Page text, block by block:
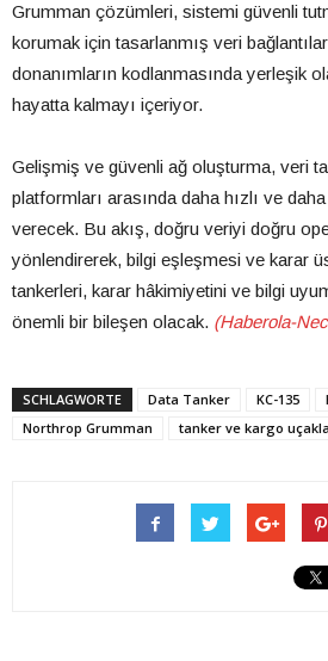
Grumman çözümleri, sistemi güvenli
korumak için tasarlanmış veri
donanımların kodlanmasında yerleşik
hayatta kalmayı içeriyor.
Gelişmiş ve güvenli ağ oluşturma, veri
platformları arasında daha hızlı ve
verecek. Bu akış, doğru veriyi doğru
yönlendirerek, bilgi eşleşmesi ve karar
tankerleri, karar hâkimiyetini ve bilgi
önemli bir bileşen olacak. (Haberola-
SCHLAGWORTE Data Tanker KC-135
Northrop Grumman
tanker ve kargo